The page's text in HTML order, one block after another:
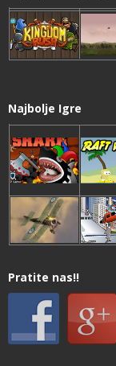
Najbolje Igre
Pratite nas!!